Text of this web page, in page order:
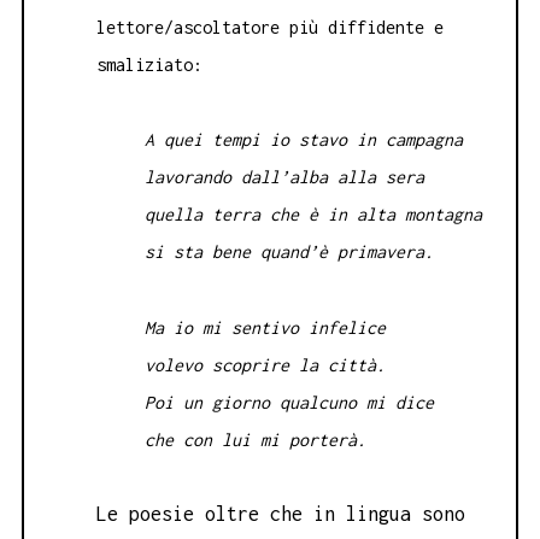
lettore/ascoltatore più diffidente e
smaliziato:
A quei tempi io stavo in campagna
lavorando dall’alba alla sera
quella terra che è in alta montagna
si sta bene quand’è primavera.
Ma io mi sentivo infelice
volevo scoprire la città.
Poi un giorno qualcuno mi dice
che con lui mi porterà.
Le poesie oltre che in lingua sono